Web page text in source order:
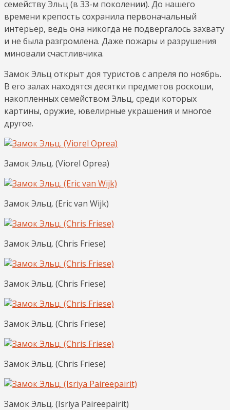
семейству Эльц (в 33-м поколении). До нашего
времени крепость сохранила первоначальный
интерьер, ведь она никогда не подвергалось захвату
и не была разгромлена. Даже пожары и разрушения
миновали счастливчика.
Замок Эльц открыт доя туристов с апреля по ноябрь.
В его залах находятся десятки предметов роскоши,
накопленных семейством Эльц, среди которых
картины, оружие, ювелирные украшения и многое
другое.
Замок Эльц. (Viorel Oprea)
Замок Эльц. (Eric van Wijk)
Замок Эльц. (Chris Friese)
Замок Эльц. (Chris Friese)
Замок Эльц. (Chris Friese)
Замок Эльц. (Chris Friese)
Замок Эльц. (Isriya Paireepairit)